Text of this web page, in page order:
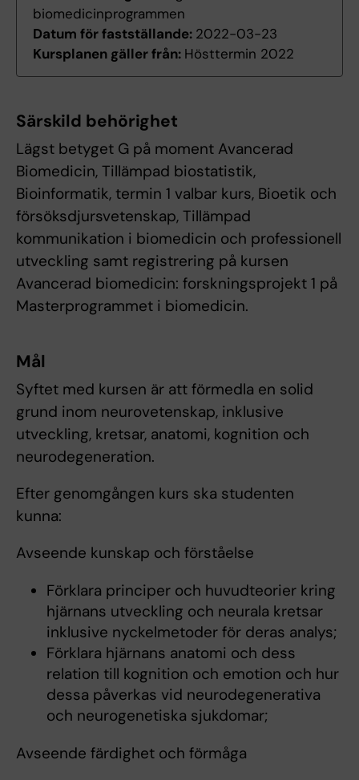
biomedicinprogrammen
Datum för fastställande: 2022-03-23
Kursplanen gäller från: Hösttermin 2022
Särskild behörighet
Lägst betyget G på moment Avancerad
Biomedicin, Tillämpad biostatistik,
Bioinformatik, termin 1 valbar kurs, Bioetik och
försöksdjursvetenskap, Tillämpad
kommunikation i biomedicin och professionell
utveckling samt registrering på kursen
Avancerad biomedicin: forskningsprojekt 1 på
Masterprogrammet i biomedicin.
Mål
Syftet med kursen är att förmedla en solid
grund inom neurovetenskap, inklusive
utveckling, kretsar, anatomi, kognition och
neurodegeneration.
Efter genomgången kurs ska studenten
kunna:
Avseende kunskap och förståelse
Förklara principer och huvudteorier kring
hjärnans utveckling och neurala kretsar
inklusive nyckelmetoder för deras analys;
Förklara hjärnans anatomi och dess
relation till kognition och emotion och hur
dessa påverkas vid neurodegenerativa
och neurogenetiska sjukdomar;
Avseende färdighet och förmåga